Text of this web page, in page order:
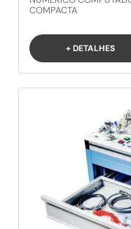
COMPACTA
+ DETALHES